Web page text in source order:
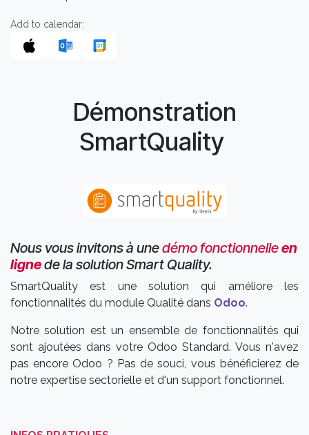
Add to calendar:
Démonstration
SmartQuality
Nous vous invitons à unedémo fonctionnelleen
lignede la solution Smart Quality.
SmartQuality est une solution qui améliore les
fonctionnalités du module Qualité dans Odoo.
Notre solution est un ensemble de fonctionnalités qui
sont ajoutées dans votre Odoo Standard. Vous n'avez
pas encore Odoo ? Pas de souci, vous bénéficierez de
notre expertise sectorielle et d'un support fonctionnel.